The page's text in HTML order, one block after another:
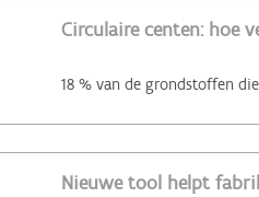
Circulaire centen: hoe
Nieuwe tool helpt